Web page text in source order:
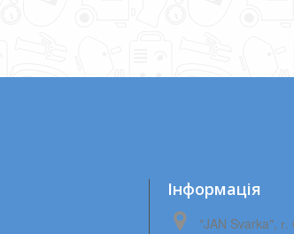
Iнформація
"JAN Svarka",